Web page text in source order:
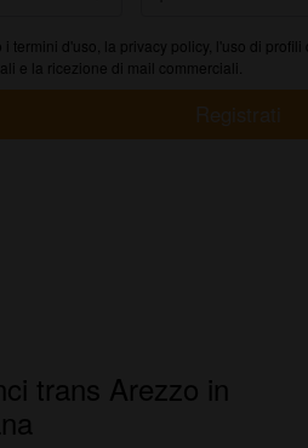
i termini d'uso , la privacy policy, l'uso di
e la ricezione di mail commerciali.
trans Arezzo in